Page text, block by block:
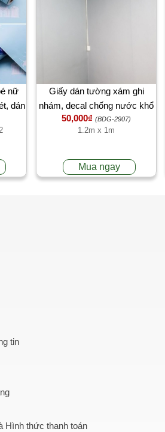
nữ
dán
tại
Giấy dán tường xám ghi
nhám, decal chống nước khổ
1.2m x 1m, dán phòng khách,
phòng ngủ, bán lẻ 1 mét
50,000₫ (BDG-2907)
1.2m x 1m
Mua ngay
tin
Hình thức thanh toán